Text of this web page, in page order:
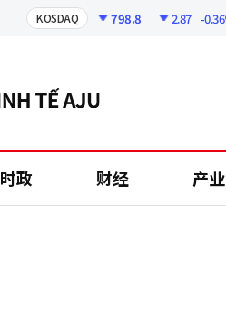
KOSDAQ 798.8 2.87 -0.36%
时政 财经 产业